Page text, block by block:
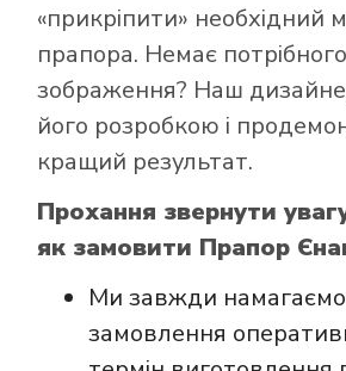
«прикріпити» необхідний
прапора. Немає потрібного
зображення? Наш
його розробкою і
кращий результат.
Прохання звернути
як замовити Прапор
Ми завжди
замовлення